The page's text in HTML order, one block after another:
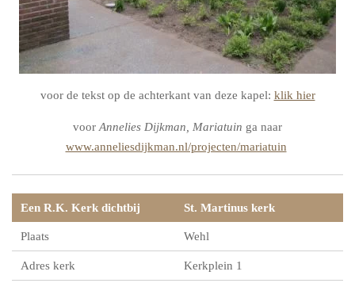
voor de tekst op de achterkant van deze kapel: klik hier
voor Annelies Dijkman, Mariatuin ga naar
www.anneliesdijkman.nl/projecten/mariatuin
Een R.K. Kerk dichtbij St. Martinus kerk
Plaats Wehl
Adres kerk Kerkplein 1